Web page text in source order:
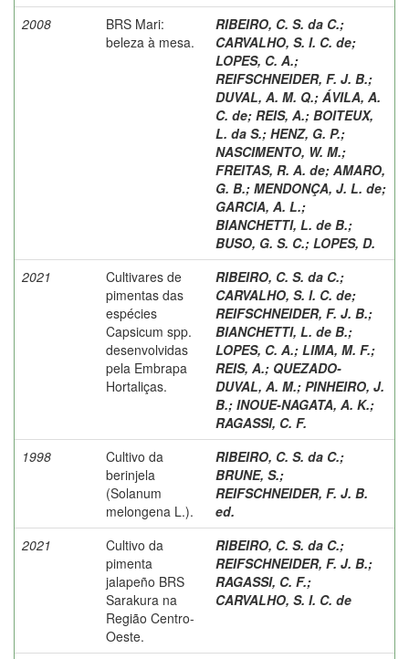
2008
BRS Mari:
beleza à mesa.
RIBEIRO, C. S. da C.;
CARVALHO, S. I. C. de;
LOPES, C. A.;
REIFSCHNEIDER, F. J. B.;
DUVAL, A. M. Q.; ÁVILA, A.
C. de; REIS, A.; BOITEUX,
L. da S.; HENZ, G. P.;
NASCIMENTO, W. M.;
FREITAS, R. A. de; AMARO,
G. B.; MENDONÇA, J. L. de;
GARCIA, A. L.;
BIANCHETTI, L. de B.;
BUSO, G. S. C.; LOPES, D.
2021
Cultivares de
pimentas das
espécies
Capsicum spp.
desenvolvidas
pela Embrapa
Hortaliças.
RIBEIRO, C. S. da C.;
CARVALHO, S. I. C. de;
REIFSCHNEIDER, F. J. B.;
BIANCHETTI, L. de B.;
LOPES, C. A.; LIMA, M. F.;
REIS, A.; QUEZADO-
DUVAL, A. M.; PINHEIRO, J.
B.; INOUE-NAGATA, A. K.;
RAGASSI, C. F.
1998
Cultivo da
berinjela
(Solanum
melongena L.).
RIBEIRO, C. S. da C.;
BRUNE, S.;
REIFSCHNEIDER, F. J. B.
ed.
2021
Cultivo da
pimenta
jalapeño BRS
Sarakura na
Região Centro-
Oeste.
RIBEIRO, C. S. da C.;
REIFSCHNEIDER, F. J. B.;
RAGASSI, C. F.;
CARVALHO, S. I. C. de